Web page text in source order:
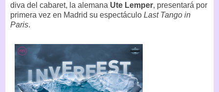
diva del cabaret, la alemana Ute Lemper, presentará por
primera vez en Madrid su espectáculo Last Tango in
Paris.